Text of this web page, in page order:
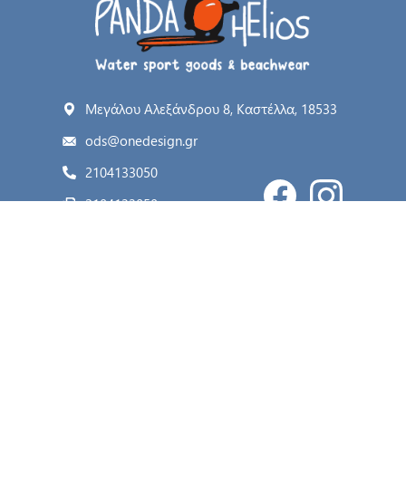
Μεγάλου Αλεξάνδρου 8, Καστέλλα, 18533
ods@onedesign.gr
2104133050
2104133050